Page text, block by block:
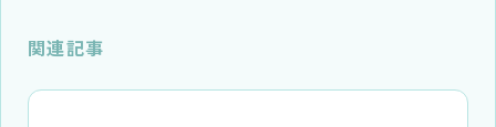
関連記事